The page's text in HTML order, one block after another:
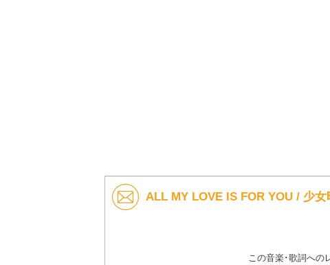
ALL MY LOVE IS FOR YOU / 少
この音楽･歌詞への